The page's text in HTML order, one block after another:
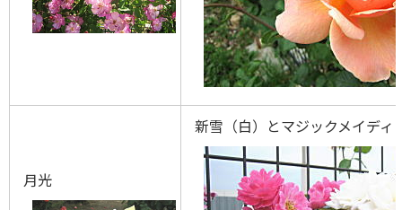
月光
新雪（白）とマジックメイディ